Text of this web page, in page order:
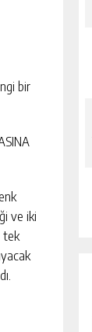
bir
ve iki
tek